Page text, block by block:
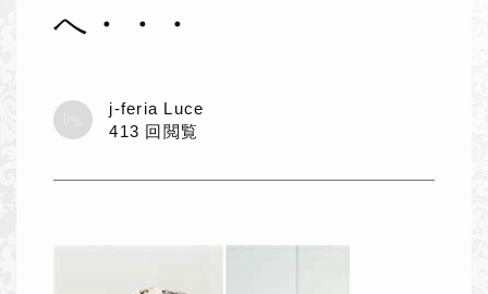
へ・・・
j-feria Luce
413 回閲覧